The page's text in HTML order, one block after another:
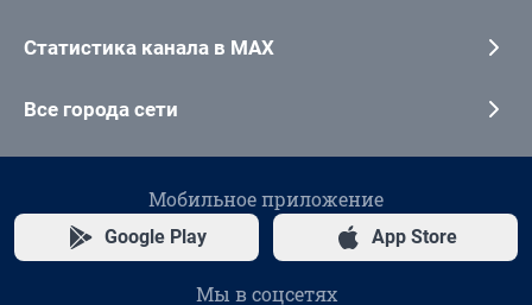
Статистика канала в MAX
Все города сети
Мобильное приложение
Google Play App Store
Мы в соцсетях